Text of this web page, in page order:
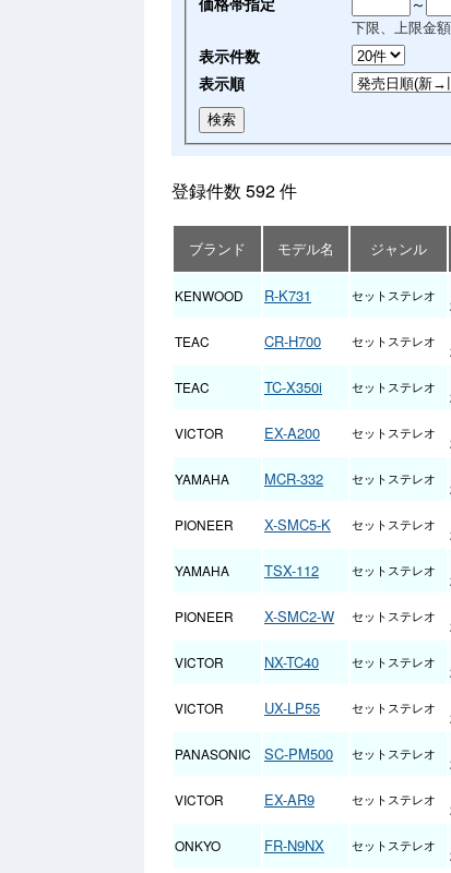
下限、上限金
表示件数
表示順
登録件数 592 件
ブランド モデル名 ジャンル
KENWOOD R-K731 セットステレオ
TEAC CR-H700 セットステレオ
TEAC TC-X350i セットステレオ
VICTOR EX-A200 セットステレオ
YAMAHA MCR-332 セットステレオ
PIONEER X-SMC5-K セットステレオ
YAMAHA TSX-112 セットステレオ
PIONEER X-SMC2-W セットステレオ
VICTOR NX-TC40 セットステレオ
VICTOR UX-LP55 セットステレオ
PANASONIC SC-PM500 セットステレオ
VICTOR EX-AR9 セットステレオ
ONKYO FR-N9NX セットステレオ